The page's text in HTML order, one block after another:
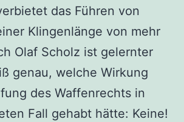
das Führen von
Klingenlänge von mehr
Olaf Scholz ist gelernter
genau, welche Wirkung
des Waffenrechts in
Fall gehabt hätte: Keine!